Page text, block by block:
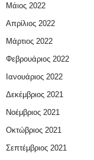
Μάιος 2022
Απρίλιος 2022
Μάρτιος 2022
Φεβρουάριος 2022
Ιανουάριος 2022
Δεκέμβριος 2021
Νοέμβριος 2021
Οκτώβριος 2021
Σεπτέμβριος 2021